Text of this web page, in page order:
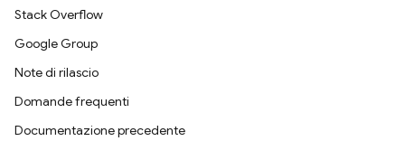
Stack Overflow
Google Group
Note di rilascio
Domande frequenti
Documentazione precedente